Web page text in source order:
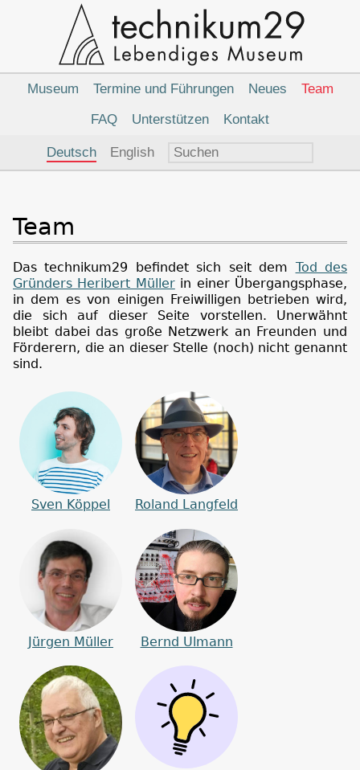
Team
Das technikum29 befindet sich seit dem Tod des
Gründers Heribert Müllerin einer Übergangsphase,
in dem es von einigen Freiwilligen betrieben wird,
die sich auf dieser Seite vorstellen. Unerwähnt
bleibt dabei das große Netzwerk an Freunden und
Förderern, die an dieser Stelle (noch) nicht genannt
sind.
Sven Köppel Roland Langfeld
Jürgen Müller Bernd Ulmann
Hauptnavigation
Museum Termine und Führungen Neues
Team
FAQ
Unterstützen Kontakt
Sprachauswahl
Deutsch English